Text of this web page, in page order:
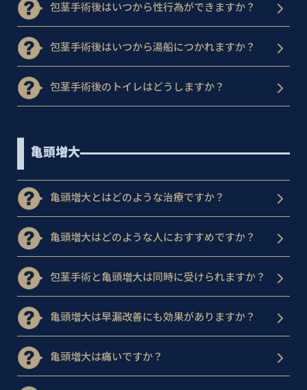
包茎手術後はいつから性行為ができますか？
包茎手術後はいつから湯船につかれますか？
包茎手術後のトイレはどうしますか？
亀頭増大
亀頭増大とはどのような治療ですか？
亀頭増大はどのような人におすすめですか？
包茎手術と亀頭増大は同時に受けられますか？
亀頭増大は早漏改善にも効果がありますか？
亀頭増大は痛いですか？